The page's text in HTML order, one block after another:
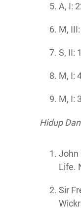
A, I:
M,
S, II:
M, I:
M, I:
Hidup
John
Life.
Sir